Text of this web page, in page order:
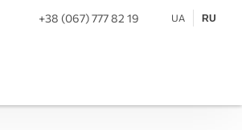
+38 (067) 777 82 19 UA RU